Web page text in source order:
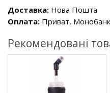
Доставка: Нова Пошта
Оплата: Приват,
Рекомендовані